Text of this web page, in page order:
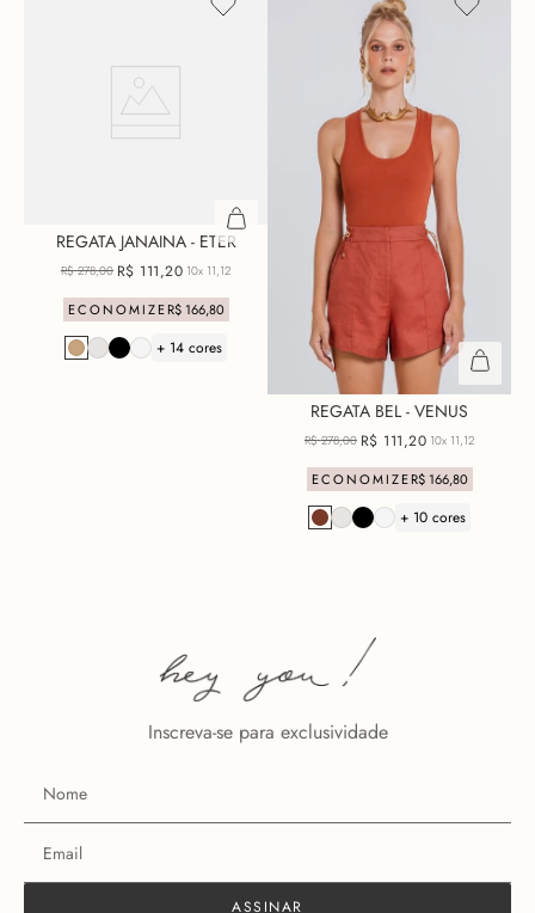
REGATA JANAINA - ETER
R$ 278,00 R$ 111,20 10x 11,12
ECONOMIZER$ 166,80
+ 14 cores
REGATA BEL - VENUS
R$ 278,00 R$ 111,20 10x 11,12
ECONOMIZER$ 166,80
+ 10 cores
Inscreva-se para exclusividade
ASSINAR